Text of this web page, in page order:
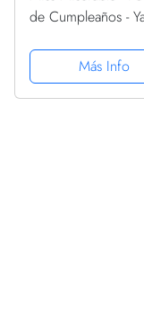
de Cumpleaños -
felicitación de
cumpleaños
Más Info